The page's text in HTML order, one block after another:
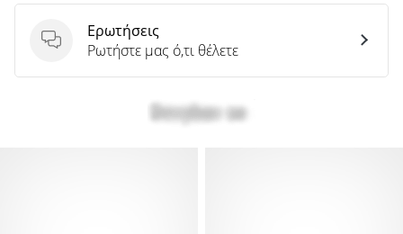
Ερωτήσεις
Ερωτήσεις
Ρωτήστε μας ό,τι θέλετε